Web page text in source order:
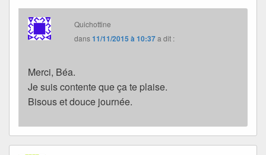
Quichottine
dans11/11/2015 à 10:37a dit :
Merci, Béa.
Je suis contente que ça te plaise.
Bisous et douce journée.